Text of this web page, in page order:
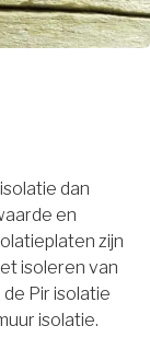
dan
en
zijn
isoleren van
Pir isolatie
isolatie.